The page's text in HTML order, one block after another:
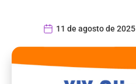
11 de agosto de 2025